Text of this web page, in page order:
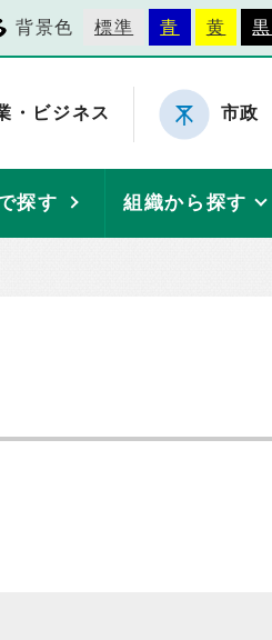
背景色 標準 青 黄 黒
・ビジネス 市政
探す 組織から探す